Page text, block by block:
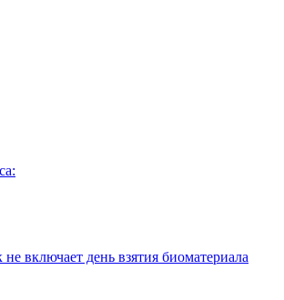
включает день взятия биоматериала